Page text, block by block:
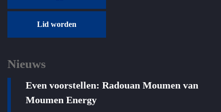
Lid worden
Nieuws
Even voorstellen: Radouan Moumen van
Moumen Energy